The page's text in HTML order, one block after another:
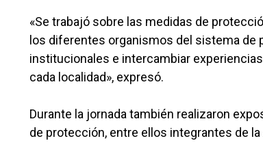
«Se trabajó sobre las medidas de
los diferentes organismos del sistema
institucionales e intercambiar
cada localidad», expresó.
Durante la jornada también realizaron
de protección, entre ellos integrantes de